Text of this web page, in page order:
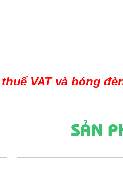
VAT và bóng
SẢN